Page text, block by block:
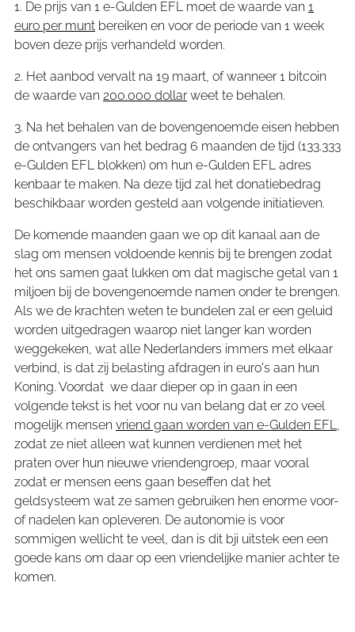
1. De prijs van 1 e-Gulden EFL moet de waarde van 1
euro per munt bereiken en voor de periode van 1 week
boven deze prijs verhandeld worden.
2. Het aanbod vervalt na 19 maart, of wanneer 1 bitcoin
de waarde van 200.000 dollarweet te behalen.
3. Na het behalen van de bovengenoemde eisen hebben
de ontvangers van het bedrag 6 maanden de tijd (133.333
e-Gulden EFL blokken) om hun e-Gulden EFL adres
kenbaar te maken. Na deze tijd zal het donatiebedrag
beschikbaar worden gesteld aan volgende initiatieven.
De komende maanden gaan we op dit kanaal aan de
slag om mensen voldoende kennis bij te brengen zodat
het ons samen gaat lukken om dat magische getal van 1
miljoen bij de bovengenoemde namen onder te brengen.
Als we de krachten weten te bundelen zal er een geluid
worden uitgedragen waarop niet langer kan worden
weggekeken, wat alle Nederlanders immers met elkaar
verbind, is dat zij belasting afdragen in euro's aan hun
Koning. Voordat we daar dieper op in gaan in een
volgende tekst is het voor nu van belang dat er zo veel
mogelijk mensen vriend gaan worden van e-Gulden EFL,
zodat ze niet alleen wat kunnen verdienen met het
praten over hun nieuwe vriendengroep, maar vooral
zodat er mensen eens gaan beseffen dat het
geldsysteem wat ze samen gebruiken hen enorme voor-
of nadelen kan opleveren. De autonomie is voor
sommigen wellicht te veel, dan is dit bji uitstek een een
goede kans om daar op een vriendelijke manier achter te
komen.